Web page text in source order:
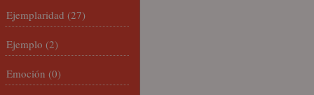
Ejemplaridad (27)
Ejemplo (2)
Emoción (0)